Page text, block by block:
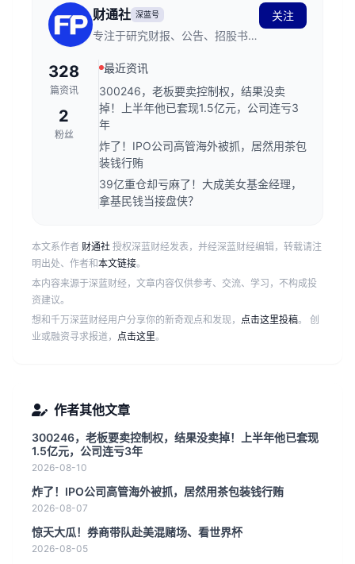
财通社 深蓝号
专注于研究财报、公告、招股书。
关注
328
篇资讯
2
粉丝
最近资讯
300246，老板要卖控制权，结果没卖
掉！上半年他已套现1.5亿元，公司连亏3
年
炸了！IPO公司高管海外被抓，居然用茶包
装钱行贿
39亿重仓却亏麻了！大成美女基金经理，
拿基民钱当接盘侠？
本文系作者 财通社 授权深蓝财经发表，并经深蓝财经编辑，转载请注
明出处、作者和本文链接。
本内容来源于深蓝财经，文章内容仅供参考、交流、学习，不构成投
资建议。
想和千万深蓝财经用户分享你的新奇观点和发现， 点击这里投稿。 创
业或融资寻求报道， 点击这里。
作者其他文章
300246，老板要卖控制权，结果没卖掉！上半年他已套现
1.5亿元，公司连亏3年
2026-08-10
炸了！IPO公司高管海外被抓，居然用茶包装钱行贿
2026-08-07
惊天大瓜！券商带队赴美混赌场、看世界杯
2026-08-05